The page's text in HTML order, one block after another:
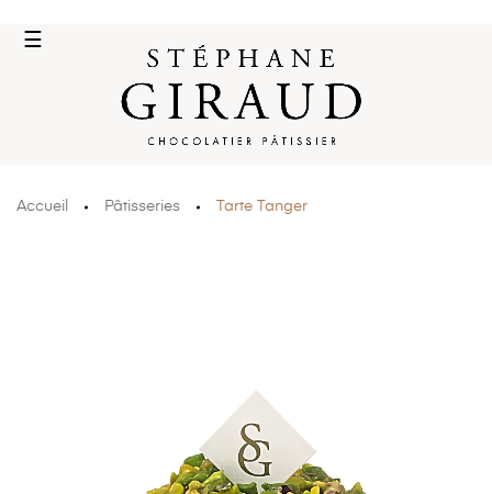
Basculer
navigation
☰
Accueil Pâtisseries Tarte Tanger